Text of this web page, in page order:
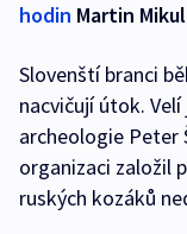
hodin Martin
Slovenští branci
nacvičují útok.
archeologie Peter
organizaci založil
ruských kozáků